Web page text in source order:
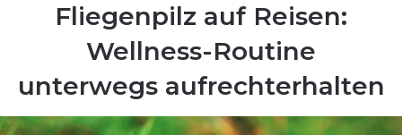
Fliegenpilz auf Reisen:
Wellness-Routine
unterwegs aufrechterhalten